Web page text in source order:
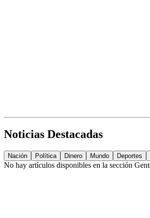
Noticias Destacadas
Nación Política Dinero Mundo Deportes
No hay artículos disponibles en la sección